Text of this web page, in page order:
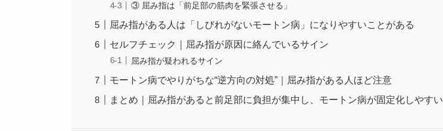
③ 屈み指は「前足部の筋肉を緊張させる」
屈み指がある人は「しびれがないモートン病」になりやすいことがある
セルフチェック｜屈み指が原因に絡んでいるサイン
屈み指が疑われるサイン
モートン病でやりがちな“逆方向の対処”｜屈み指がある人ほど注意
まとめ｜屈み指があると前足部に負担が集中し、モートン病が固定化しやすい